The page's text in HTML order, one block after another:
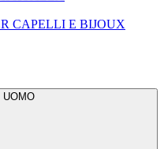
CAPELLI E BIJOUX
UOMO